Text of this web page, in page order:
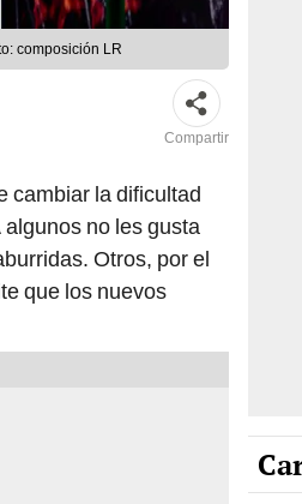
composición LR
Compartir
cambiar la dificultad
no les gusta
Otros, por el
que los nuevos